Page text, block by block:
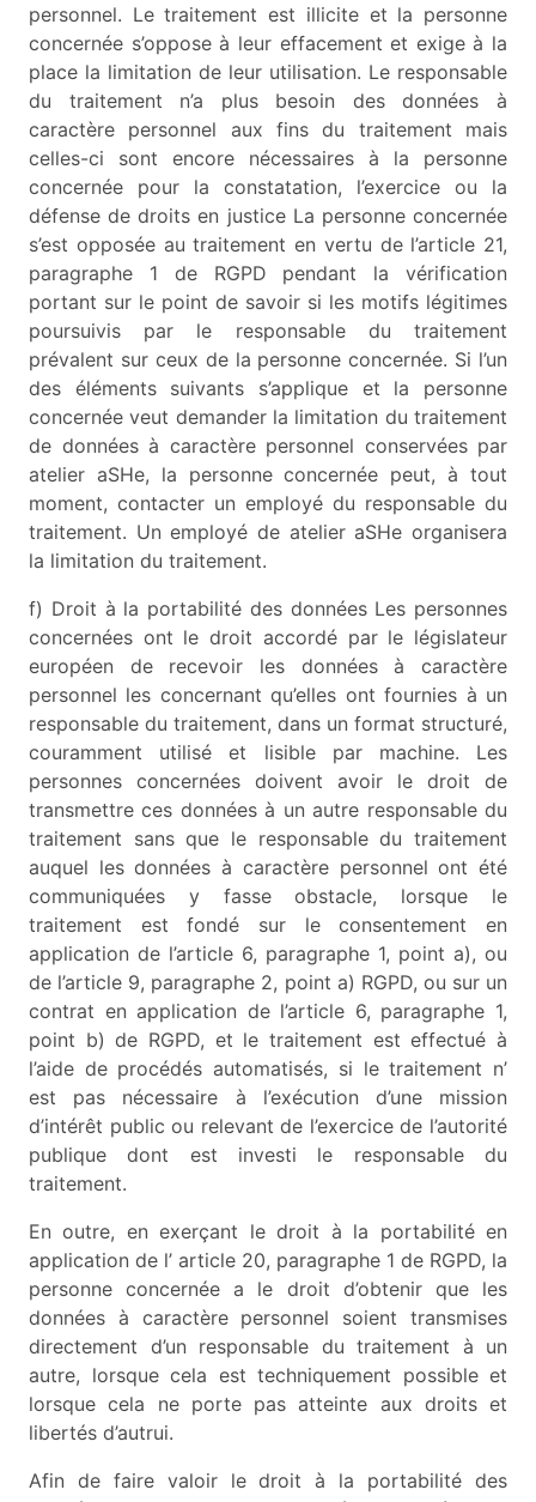
personnel. Le traitement est illicite et la personne
concernée s’oppose à leur effacement et exige à la
place la limitation de leur utilisation. Le responsable
du traitement n’a plus besoin des données à
caractère personnel aux fins du traitement mais
celles-ci sont encore nécessaires à la personne
concernée pour la constatation, l’exercice ou la
défense de droits en justice La personne concernée
s’est opposée au traitement en vertu de l’article 21,
paragraphe 1 de RGPD pendant la vérification
portant sur le point de savoir si les motifs légitimes
poursuivis par le responsable du traitement
prévalent sur ceux de la personne concernée. Si l’un
des éléments suivants s’applique et la personne
concernée veut demander la limitation du traitement
de données à caractère personnel conservées par
atelier aSHe, la personne concernée peut, à tout
moment, contacter un employé du responsable du
traitement. Un employé de atelier aSHe organisera
la limitation du traitement.
f) Droit à la portabilité des données Les personnes
concernées ont le droit accordé par le législateur
européen de recevoir les données à caractère
personnel les concernant qu’elles ont fournies à un
responsable du traitement, dans un format structuré,
couramment utilisé et lisible par machine. Les
personnes concernées doivent avoir le droit de
transmettre ces données à un autre responsable du
traitement sans que le responsable du traitement
auquel les données à caractère personnel ont été
communiquées y fasse obstacle, lorsque le
traitement est fondé sur le consentement en
application de l’article 6, paragraphe 1, point a), ou
de l’article 9, paragraphe 2, point a) RGPD, ou sur un
contrat en application de l’article 6, paragraphe 1,
point b) de RGPD, et le traitement est effectué à
l’aide de procédés automatisés, si le traitement n’
est pas nécessaire à l’exécution d’une mission
d’intérêt public ou relevant de l’exercice de l’autorité
publique dont est investi le responsable du
traitement.
En outre, en exerçant le droit à la portabilité en
application de l’ article 20, paragraphe 1 de RGPD, la
personne concernée a le droit d’obtenir que les
données à caractère personnel soient transmises
directement d’un responsable du traitement à un
autre, lorsque cela est techniquement possible et
lorsque cela ne porte pas atteinte aux droits et
libertés d’autrui.
Afin de faire valoir le droit à la portabilité des